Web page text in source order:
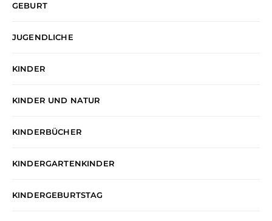
GEBURT
JUGENDLICHE
KINDER
KINDER UND NATUR
KINDERBÜCHER
KINDERGARTENKINDER
KINDERGEBURTSTAG